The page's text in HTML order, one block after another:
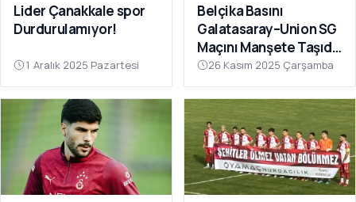
Lider Çanakkale spor
Durdurulamıyor!
1 Aralık 2025 Pazartesi
Belçika Basını
Galatasaray–Union SG
Maçını Manşete Taşıdı:
“50 Bin Türk’ü
Susturdular”
26 Kasım 2025 Çarşamba